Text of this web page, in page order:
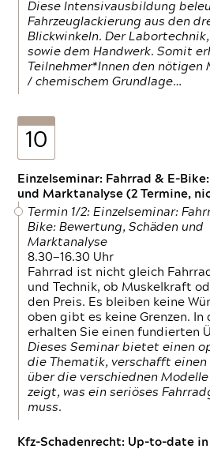
Diese Intensivausbildung
Fahrzeuglackierung aus den
Blickwinkeln. Der
sowie dem Handwerk. Somit
Teilnehmer*Innen den nötigen
/ chemischem Grundlage…
10
Einzelseminar: Fahrrad & E-
und Marktanalyse (2 Termine,
Termin 1/2: Einzelseminar:
Bike: Bewertung, Schäden und
Marktanalyse
8.30—16.30 Uhr
Fahrrad ist nicht gleich
und Technik, ob Muskelkraft
den Preis. Es bleiben keine
oben gibt es keine Grenzen.
erhalten Sie einen fundierten
Dieses Seminar bietet einen
die Thematik, verschafft
über die verschiednen
zeigt, was ein seriöses
muss.
Kfz-Schadenrecht: Up-to-date